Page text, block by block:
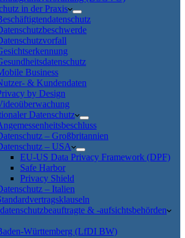
in der Praxis
Business
& Kundendaten
by Design
Datenschutz
– Großbritannien
– USA
EU-US Data Privacy Framework (DPF)
Safe Harbor
Privacy Shield
– Italien
& -aufsichtsbehörden
Württemberg (LfDI BW)